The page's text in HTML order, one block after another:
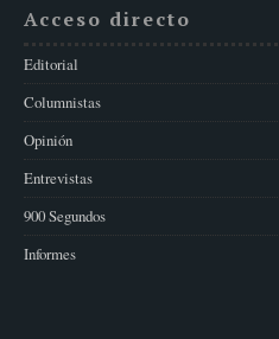
Acceso directo
Editorial
Columnistas
Opinión
Entrevistas
900 Segundos
Informes